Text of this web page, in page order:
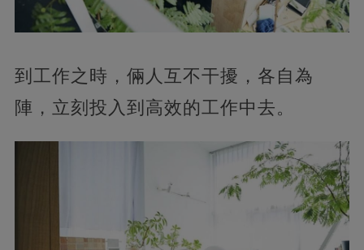
到工作之時，倆人互不干擾，各自為
陣，立刻投入到高效的工作中去。